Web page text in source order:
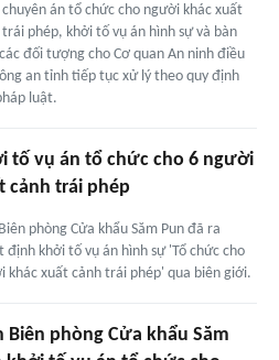
án tổ chức cho người khác xuất
phép, khởi tố vụ án hình sự và bàn
đối tượng cho Cơ quan An ninh điều
an tỉnh tiếp tục xử lý theo quy định
luật.
tố vụ án tổ chức cho 6 người
cảnh trái phép
phòng Cửa khẩu Săm Pun đã ra
định khởi tố vụ án hình sự 'Tổ chức cho
khác xuất cảnh trái phép' qua biên giới.
Biên phòng Cửa khẩu Săm